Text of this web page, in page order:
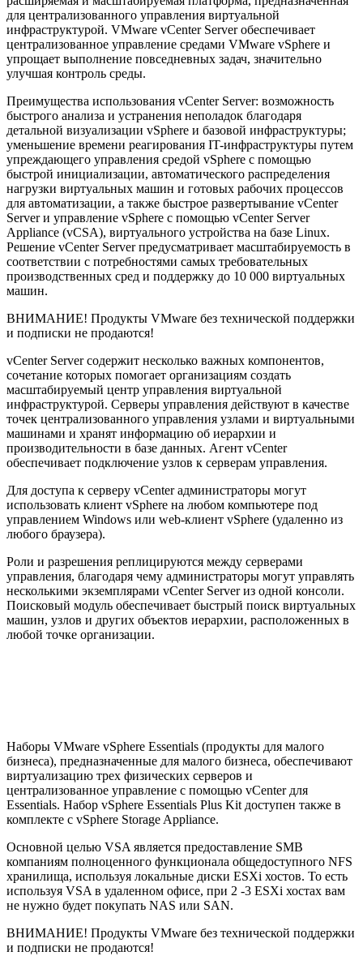
для централизованного управления виртуальной
инфраструктурой. VMware vCenter Server обеспечивает
централизованное управление средами VMware vSphere и
упрощает выполнение повседневных задач, значительно
улучшая контроль среды.
Преимущества использования vCenter Server: возможность
быстрого анализа и устранения неполадок благодаря
детальной визуализации vSphere и базовой инфраструктуры;
уменьшение времени реагирования IT-инфраструктуры путем
упреждающего управления средой vSphere с помощью
быстрой инициализации, автоматического распределения
нагрузки виртуальных машин и готовых рабочих процессов
для автоматизации, а также быстрое развертывание vCenter
Server и управление vSphere с помощью vCenter Server
Appliance (vCSA), виртуального устройства на базе Linux.
Решение vCenter Server предусматривает масштабируемость в
соответствии с потребностями самых требовательных
производственных сред и поддержку до 10 000 виртуальных
машин.
ВНИМАНИЕ! Продукты VMware без технической поддержки
и подписки не продаются!
vCenter Server содержит несколько важных компонентов,
сочетание которых помогает организациям создать
масштабируемый центр управления виртуальной
инфраструктурой. Серверы управления действуют в качестве
точек централизованного управления узлами и виртуальными
машинами и хранят информацию об иерархии и
производительности в базе данных. Агент vCenter
обеспечивает подключение узлов к серверам управления.
Для доступа к серверу vCenter администраторы могут
использовать клиент vSphere на любом компьютере под
управлением Windows или web-клиент vSphere (удаленно из
любого браузера).
Роли и разрешения реплицируются между серверами
управления, благодаря чему администраторы могут управлять
несколькими экземплярами vCenter Server из одной консоли.
Поисковый модуль обеспечивает быстрый поиск виртуальных
машин, узлов и других объектов иерархии, расположенных в
любой точке организации.
Наборы VMware vSphere Essentials (продукты для малого
бизнеса), предназначенные для малого бизнеса, обеспечивают
виртуализацию трех физических серверов и
централизованное управление с помощью vCenter для
Essentials. Набор vSphere Essentials Plus Kit доступен также в
комплекте с vSphere Storage Appliance.
Основной целью VSA является предоставление SMB
компаниям полноценного функционала общедоступного NFS
хранилища, используя локальные диски ESXi хостов. То есть
используя VSA в удаленном офисе, при 2 -3 ESXi хостах вам
не нужно будет покупать NAS или SAN.
ВНИМАНИЕ! Продукты VMware без технической поддержки
и подписки не продаются!